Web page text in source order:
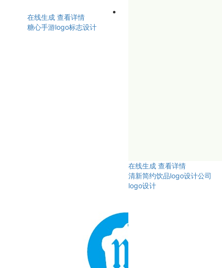
在线生成 查看详情
糖心手游logo标志设计
在线生成 查看详情
清新简约饮品logo设计公司
logo设计